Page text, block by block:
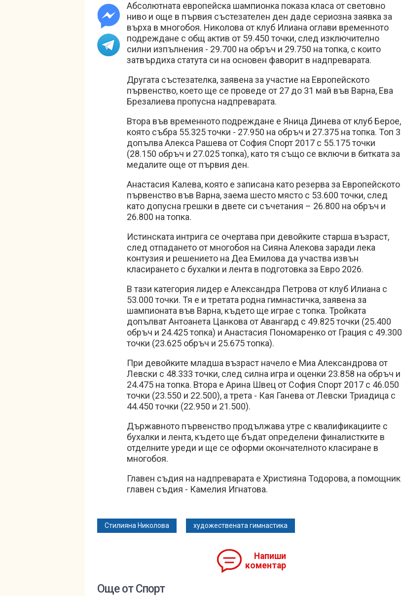
Абсолютната европейска шампионка показа класа от световно
ниво и още в първия състезателен ден даде сериозна заявка за
върха в многобоя. Николова от клуб Илиана оглави временното
подреждане с общ актив от 59.450 точки, след изключително
силни изпълнения - 29.700 на обръч и 29.750 на топка, с които
затвърдиха статута си на основен фаворит в надпреварата.
Другата състезателка, заявена за участие на Европейското
първенство, което ще се проведе от 27 до 31 май във Варна, Ева
Брезалиева пропусна надпреварата.
Втора във временното подреждане е Яница Динева от клуб Берое,
която събра 55.325 точки - 27.950 на обръч и 27.375 на топка. Топ 3
допълва Алекса Рашева от София Спорт 2017 с 55.175 точки
(28.150 обръч и 27.025 топка), като тя също се включи в битката за
медалите още от първия ден.
Анастасия Калева, която е записана като резерва за Европейското
първенство във Варна, заема шесто място с 53.600 точки, след
като допусна грешки в двете си съчетания – 26.800 на обръч и
26.800 на топка.
Истинската интрига се очертава при девойките старша възраст,
след отпадането от многобоя на Сияна Алекова заради лека
контузия и решението на Деа Емилова да участва извън
класирането с бухалки и лента в подготовка за Евро 2026.
В тази категория лидер е Александра Петрова от клуб Илиана с
53.000 точки. Тя е и третата родна гимнастичка, заявена за
шампионата във Варна, където ще играе с топка. Тройката
допълват Антоанета Цанкова от Авангард с 49.825 точки (25.400
обръч и 24.425 топка) и Анастасия Пономаренко от Грация с 49.300
точки (23.625 обръч и 25.675 топка).
При девойките младша възраст начело е Миа Александрова от
Левски с 48.333 точки, след силна игра и оценки 23.858 на обръч и
24.475 на топка. Втора е Арина Швец от София Спорт 2017 с 46.050
точки (23.550 и 22.500), а трета - Кая Ганева от Левски Триадица с
44.450 точки (22.950 и 21.500).
Държавното първенство продължава утре с квалификациите с
бухалки и лента, където ще бъдат определени финалистките в
отделните уреди и ще се оформи окончателното класиране в
многобоя.
Главен съдия на надпреварата е Християна Тодорова, а помощник
главен съдия - Камелия Игнатова.
Стилияна Николова художествената гимнастика
Напиши
коментар
Още от Спорт